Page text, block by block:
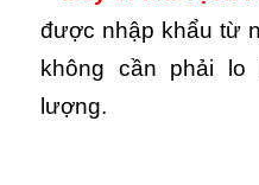
được nhập khẩu từ
không cần phải
lượng.